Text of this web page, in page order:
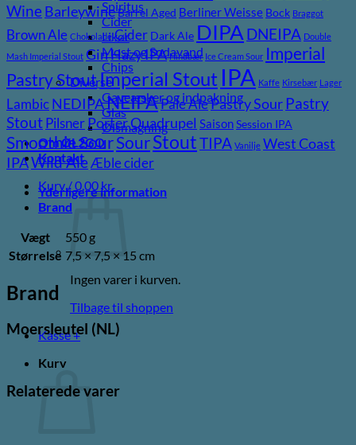
Spiritus
Cider
Likør
Most og Sodavand
Chips
Diverse
Gaveæsker og indpakning
Glas
Ølsmagning
Om ØL2GO
Kontakt
Kurv /0,00kr.
Ingen varer i kurven.
Tilbage til shoppen
Kasse+
Kurv
Wine BarleywineBarrel Aged Berliner Weisse Bock Braggot
Brown Ale Chokolade Cider Dark Ale DIPA DNEIPA Double
Mash Imperial Stout GinHazy IPA Hindbær Ice Cream Sour Imperial
Pastry StoutImperial Stout IPA Kaffe Kirsebær Lager
Lambic NEDIPANEIPAPale AlePastry Sour Pastry
Stout Pilsner PorterQuadrupel SaisonSession IPA
Smoothie SourSourStoutTIPA Vanilje West Coast
IPAWild Ale Æble cider
Yderligere information
Brand
Vægt
550 g
Størrelse 7,5 × 7,5 × 15 cm
Brand
Moersleutel (NL)
Relaterede varer